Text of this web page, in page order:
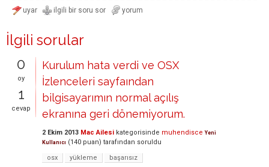
İlgili sorular
0
oy
1
cevap
Kurulum hata verdi ve OSX
İzlenceleri sayfaından
bilgisayarımın normal açılış
ekranına geri dönemiyorum.
2 Ekim 2013 Mac Ailesi kategorisinde muhendisce Yeni
Kullanıcı (140 puan) tarafından soruldu
osx
yükleme başarısız